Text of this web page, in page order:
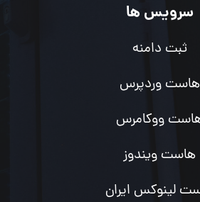
سرویس ها
ثبت دامنه
هاست وردپرس
ووکامرس
هاست ویندوز
لینوکس ایران